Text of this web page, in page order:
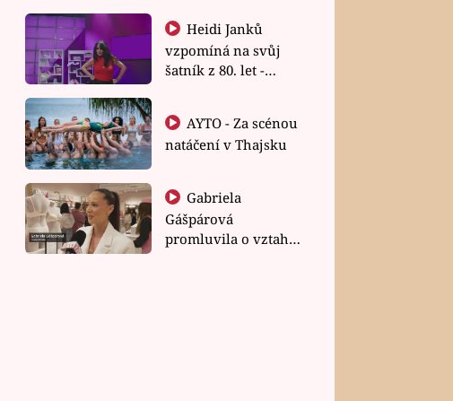
Heidi Janků
vzpomíná na svůj
šatník z 80. let -
natáčení v Thajsku
Gabriela
Gášpárová
promluvila o vztahu